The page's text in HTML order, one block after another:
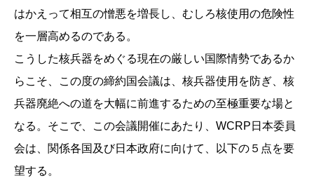
はかえって相互の憎悪を増長し、むしろ核使用の危険性
を一層高めるのである。
こうした核兵器をめぐる現在の厳しい国際情勢であるか
らこそ、この度の締約国会議は、核兵器使用を防ぎ、核
兵器廃絶への道を大幅に前進するための至極重要な場と
なる。そこで、この会議開催にあたり、WCRP日本委員
会は、関係各国及び日本政府に向けて、以下の５点を要
望する。